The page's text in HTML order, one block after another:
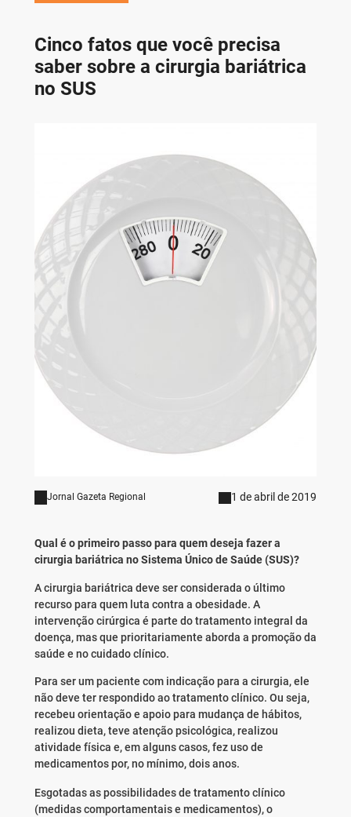
Cinco fatos que você precisa
saber sobre a cirurgia bariátrica
no SUS
Jornal Gazeta Regional 1 de abril de 2019
Qual é o primeiro passo para quem deseja fazer a
cirurgia bariátrica no Sistema Único de Saúde (SUS)?
A cirurgia bariátrica deve ser considerada o último
recurso para quem luta contra a obesidade. A
intervenção cirúrgica é parte do tratamento integral da
doença, mas que prioritariamente aborda a promoção da
saúde e no cuidado clínico.
Para ser um paciente com indicação para a cirurgia, ele
não deve ter respondido ao tratamento clínico. Ou seja,
recebeu orientação e apoio para mudança de hábitos,
realizou dieta, teve atenção psicológica, realizou
atividade física e, em alguns casos, fez uso de
medicamentos por, no mínimo, dois anos.
Esgotadas as possibilidades de tratamento clínico
(medidas comportamentais e medicamentos), o